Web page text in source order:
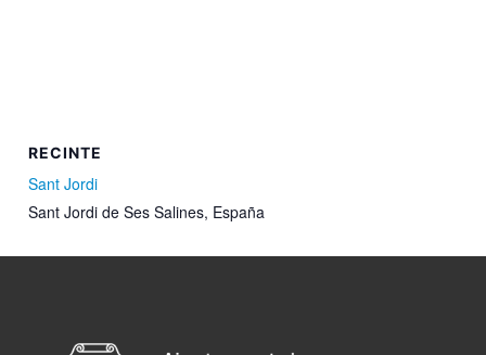
RECINTE
Sant Jordi
Sant Jordi de Ses Salines, España